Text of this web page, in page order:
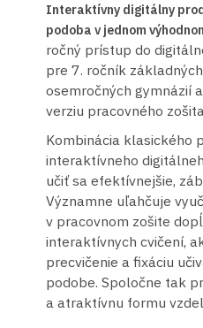
Interaktívny digitálny
podoba v jednom
ročný prístup do
pre 7. ročník
osemročných gymnázií
verziu pracovného
Kombinácia klasického
interaktívneho
učiť sa efektívnejšie,
Významne uľahčuje
v pracovnom zošite
interaktívnych cvičení,
precvičenie a fixáciu
podobe. Spoločne tak
a atraktívnu formu